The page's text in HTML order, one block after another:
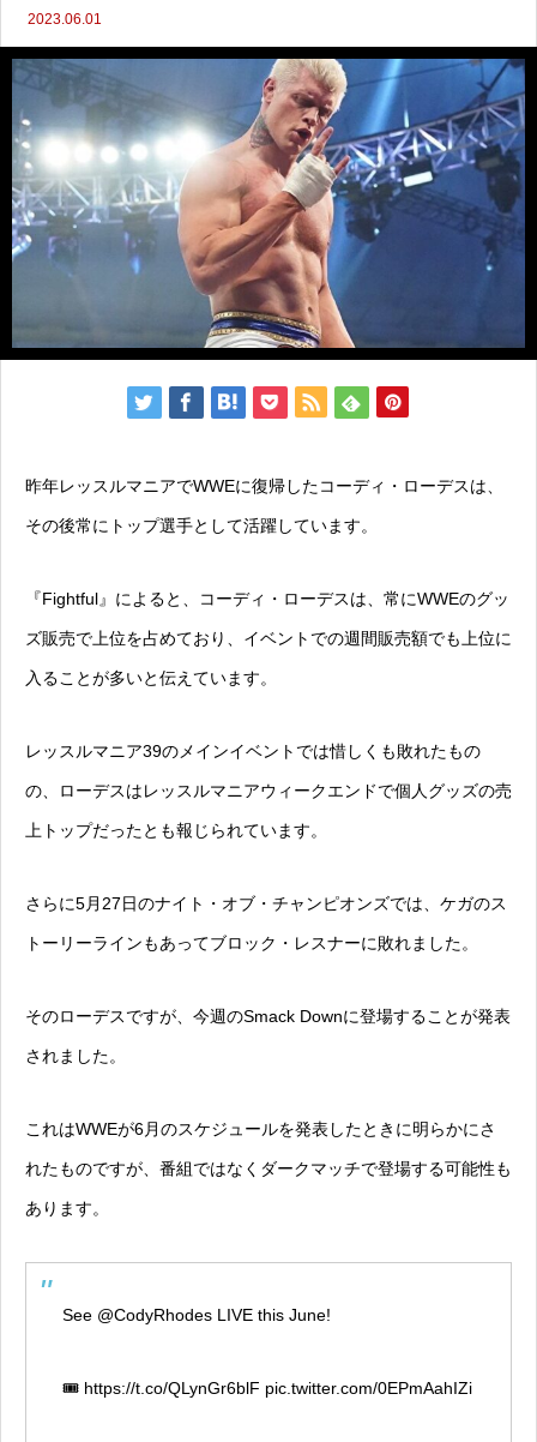
2023.06.01
昨年レッスルマニアでWWEに復帰したコーディ・ローデスは、
その後常にトップ選手として活躍しています。
『Fightful』によると、コーディ・ローデスは、常にWWEのグッ
ズ販売で上位を占めており、イベントでの週間販売額でも上位に
入ることが多いと伝えています。
レッスルマニア39のメインイベントでは惜しくも敗れたもの
の、ローデスはレッスルマニアウィークエンドで個人グッズの売
上トップだったとも報じられています。
さらに5月27日のナイト・オブ・チャンピオンズでは、ケガのス
トーリーラインもあってブロック・レスナーに敗れました。
そのローデスですが、今週のSmack Downに登場することが発表
されました。
これはWWEが6月のスケジュールを発表したときに明らかにさ
れたものですが、番組ではなくダークマッチで登場する可能性も
あります。
See @CodyRhodes LIVE this June!
🎟️ https://t.co/QLynGr6blF pic.twitter.com/0EPmAahIZi